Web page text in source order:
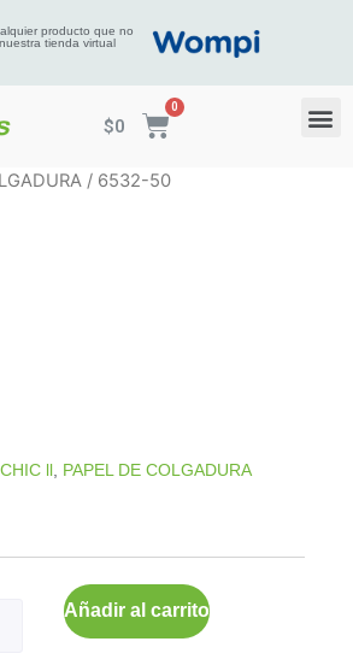
producto que no
tienda virtual
$0
/ 6532-50
ll PAPEL DE COLGADURA
Añadir al carrito